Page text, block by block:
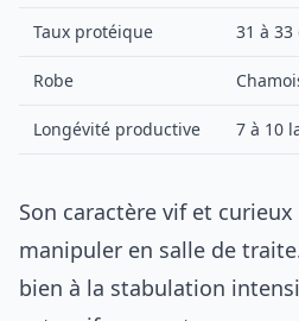
Taux protéique 31 à 33
Robe
Longévité productive 7 à 10
Son caractère vif et
manipuler en salle de
bien à la stabulation